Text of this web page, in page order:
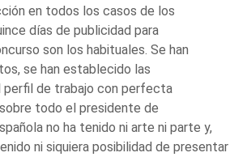
en todos los casos de los
días de publicidad para
son los habituales. Se han
se han establecido las
perfil de trabajo con perfecta
todo el presidente de
no ha tenido ni arte ni parte y,
ni siquiera posibilidad de presentar